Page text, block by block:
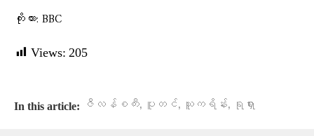
ကိုးကား: BBC
Views: 205
In this article: ဇီလန်စကီး, ပူတင်, ယူကရိန်း, ရုရှား